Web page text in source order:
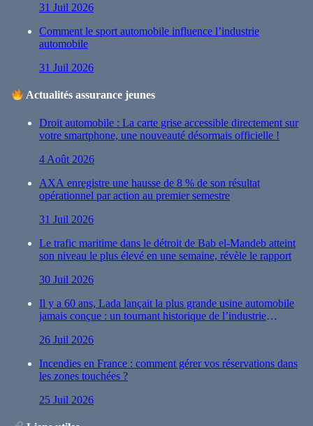
31 Juil 2026
Comment le sport automobile influence l’industrie
automobile
31 Juil 2026
Actualités assurance jeunes
Droit automobile : La carte grise accessible directement sur
votre smartphone, une nouveauté désormais officielle !
4 Août 2026
AXA enregistre une hausse de 8 % de son résultat
opérationnel par action au premier semestre
31 Juil 2026
Le trafic maritime dans le détroit de Bab el-Mandeb atteint
son niveau le plus élevé en une semaine, révèle le rapport
30 Juil 2026
Il y a 60 ans, Lada lançait la plus grande usine automobile
jamais conçue : un tournant historique de l’industrie
26 Juil 2026
Incendies en France : comment gérer vos réservations dans
les zones touchées ?
25 Juil 2026